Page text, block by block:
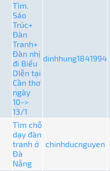
Tìm.
Sáo
Trúc+
Đàn
Tranh+
Đàn nhị
đi Biểu
DIễn tại
Cần thơ
ngày
10->
13/1
dinhhung1841994
Tìm chỗ
dạy đàn
tranh ở
Đà
Nẵng
chinhducnguyen